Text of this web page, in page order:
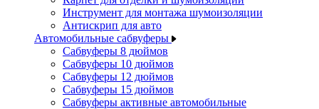
Инструмент для монтажа шумоизоляции
Антискрип для авто
Автомобильные сабвуферы
Сабвуферы 8 дюймов
Сабвуферы 10 дюймов
Сабвуферы 12 дюймов
Сабвуферы 15 дюймов
Сабвуферы активные автомобильные